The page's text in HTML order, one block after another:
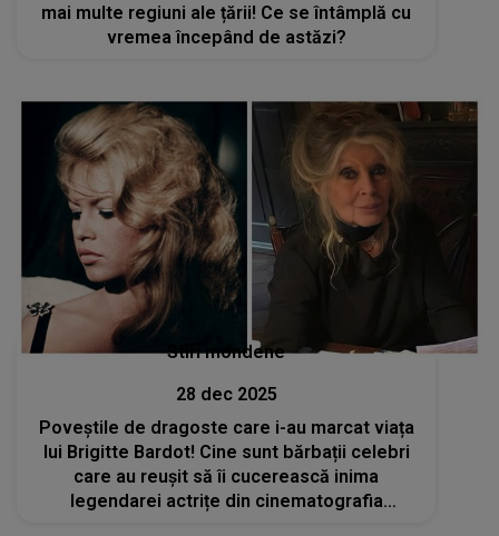
mai multe regiuni ale țării! Ce se întâmplă cu
vremea începând de astăzi?
Stiri mondene
28 dec 2025
Poveștile de dragoste care i-au marcat viața
lui Brigitte Bardot! Cine sunt bărbații celebri
care au reușit să îi cucerească inima
legendarei actrițe din cinematografia